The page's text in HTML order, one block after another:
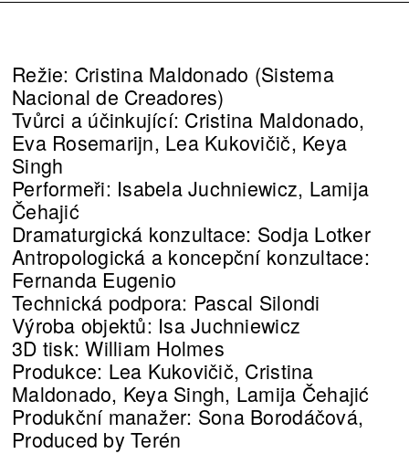
Režie: Cristina Maldonado (Sistema
Nacional de Creadores)
Tvůrci a účinkující: Cristina Maldonado,
Eva Rosemarijn, Lea Kukovičič, Keya
Singh
Performeři: Isabela Juchniewicz, Lamija
Čehajić
Dramaturgická konzultace: Sodja Lotker
Antropologická a koncepční konzultace:
Fernanda Eugenio
Technická podpora: Pascal Silondi
Výroba objektů: Isa Juchniewicz
3D tisk: William Holmes
Produkce: Lea Kukovičič, Cristina
Maldonado, Keya Singh, Lamija Čehajić
Produkční manažer: Sona Borodáčová,
Produced by Terén